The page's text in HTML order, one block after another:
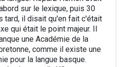
sur le lexique, puis 30
tard, il disait qu'en fait c'était
qui était le point majeur. Il
une Académie de la
comme il existe une
pour la langue basque.